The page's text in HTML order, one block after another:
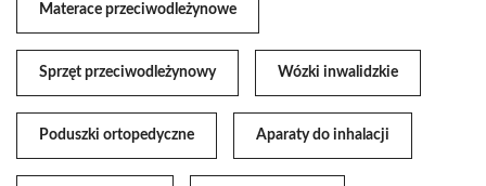
Materace przeciwodleżynowe
Sprzęt przeciwodleżynowy Wózki inwalidzkie
Poduszki ortopedyczne Aparaty do inhalacji